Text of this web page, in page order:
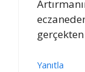
Yanıtla